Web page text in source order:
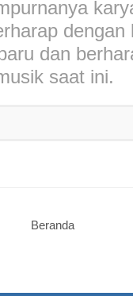
dengan
dan
saat ini.
Beranda